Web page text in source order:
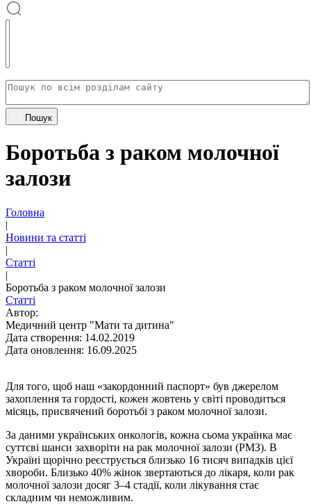
Пошук
Боротьба з раком молочної
залози
Головна
|
Новини та статті
|
Статті
|
Боротьба з раком молочної залози
Статті
Автор:
Медичний центр "Мати та дитина"
Дата створення: 14.02.2019
Дата оновлення: 16.09.2025
Для того, щоб наш «закордонний паспорт» був джерелом
захоплення та гордості, кожен жовтень у світі проводиться
місяць, присвячений боротьбі з раком молочної залози.
За даними українських онкологів, кожна сьома українка має
суттєві шанси захворіти на рак молочної залози (РМЗ). В
Україні щорічно реєструється близько 16 тисяч випадків цієї
хвороби. Близько 40% жінок звертаються до лікаря, коли рак
молочної залози досяг 3–4 стадії, коли лікування стає
складним чи неможливим.